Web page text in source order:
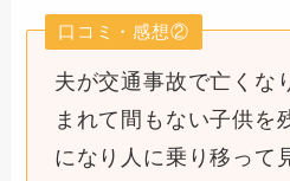
口コミ・感想②
夫が交通事故で亡くな
まれて間もない子供を
になり人に乗り移って